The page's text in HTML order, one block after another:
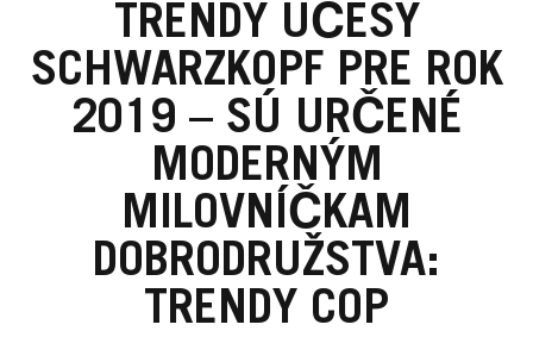
TRENDY ÚČESY
SCHWARZKOPF PRE ROK
2019 – SÚ URČENÉ
MODERNÝM
MILOVNÍČKAM
DOBRODRUŽSTVA:
TRENDY COP